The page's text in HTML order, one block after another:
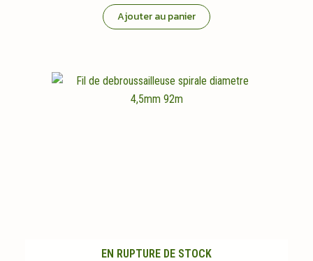
Ajouter au panier
EN RUPTURE DE STOCK